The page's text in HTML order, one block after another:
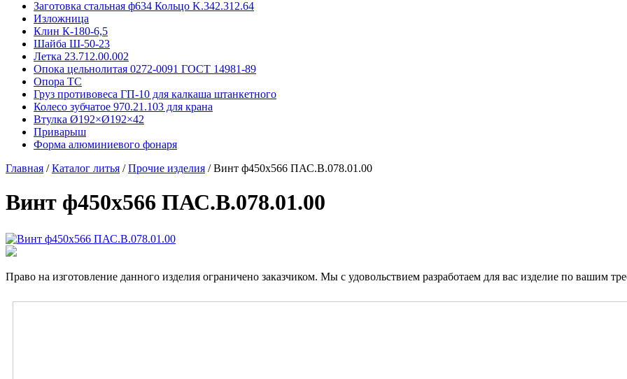
Заготовка стальная ф634 Кольцо K.342.312.64
Изложница
Клин К-180-6,5
Шайба Ш-50-23
Летка 23.712.00.002
Опока цельнолитая 0272-0091 ГОСТ 14981-89
Опора ТС
Груз противовеса ГП-10 для калкаша штанкетного
Колесо зубчатое 970.21.103 для крана
Втулка Ø192×Ø192×42
Приварыш
Форма алюминиевого фонаря
Главная /Каталог литья /Прочие изделия /Винт ф450х566 ПАС.В.078.01.00
Винт ф450х566 ПАС.В.078.01.00
Право на изготовление данного изделия ограничено заказчиком. Мы с удовольствием разработаем для вас изделие по вашим